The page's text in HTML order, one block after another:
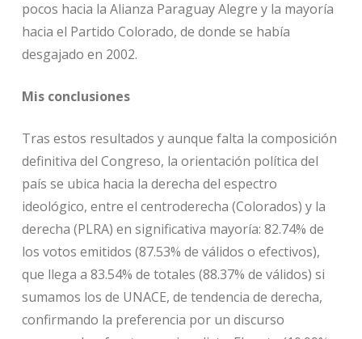
pocos hacia la Alianza Paraguay Alegre y la mayoría
hacia el Partido Colorado, de donde se había
desgajado en 2002.
Mis conclusiones
Tras estos resultados y aunque falta la composición
definitiva del Congreso, la orientación política del
país se ubica hacia la derecha del espectro
ideológico, entre el centroderecha (Colorados) y la
derecha (PLRA) en significativa mayoría: 82.74% de
los votos emitidos (87.53% de válidos o efectivos),
que llega a 83.54% de totales (88.37% de válidos) si
sumamos los de UNACE, de tendencia de derecha,
confirmando la preferencia por un discurso